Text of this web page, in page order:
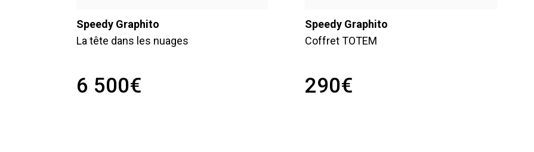
Speedy Graphito
La tête dans les nuages
6 500€
Speedy Graphito
Coffret TOTEM
290€